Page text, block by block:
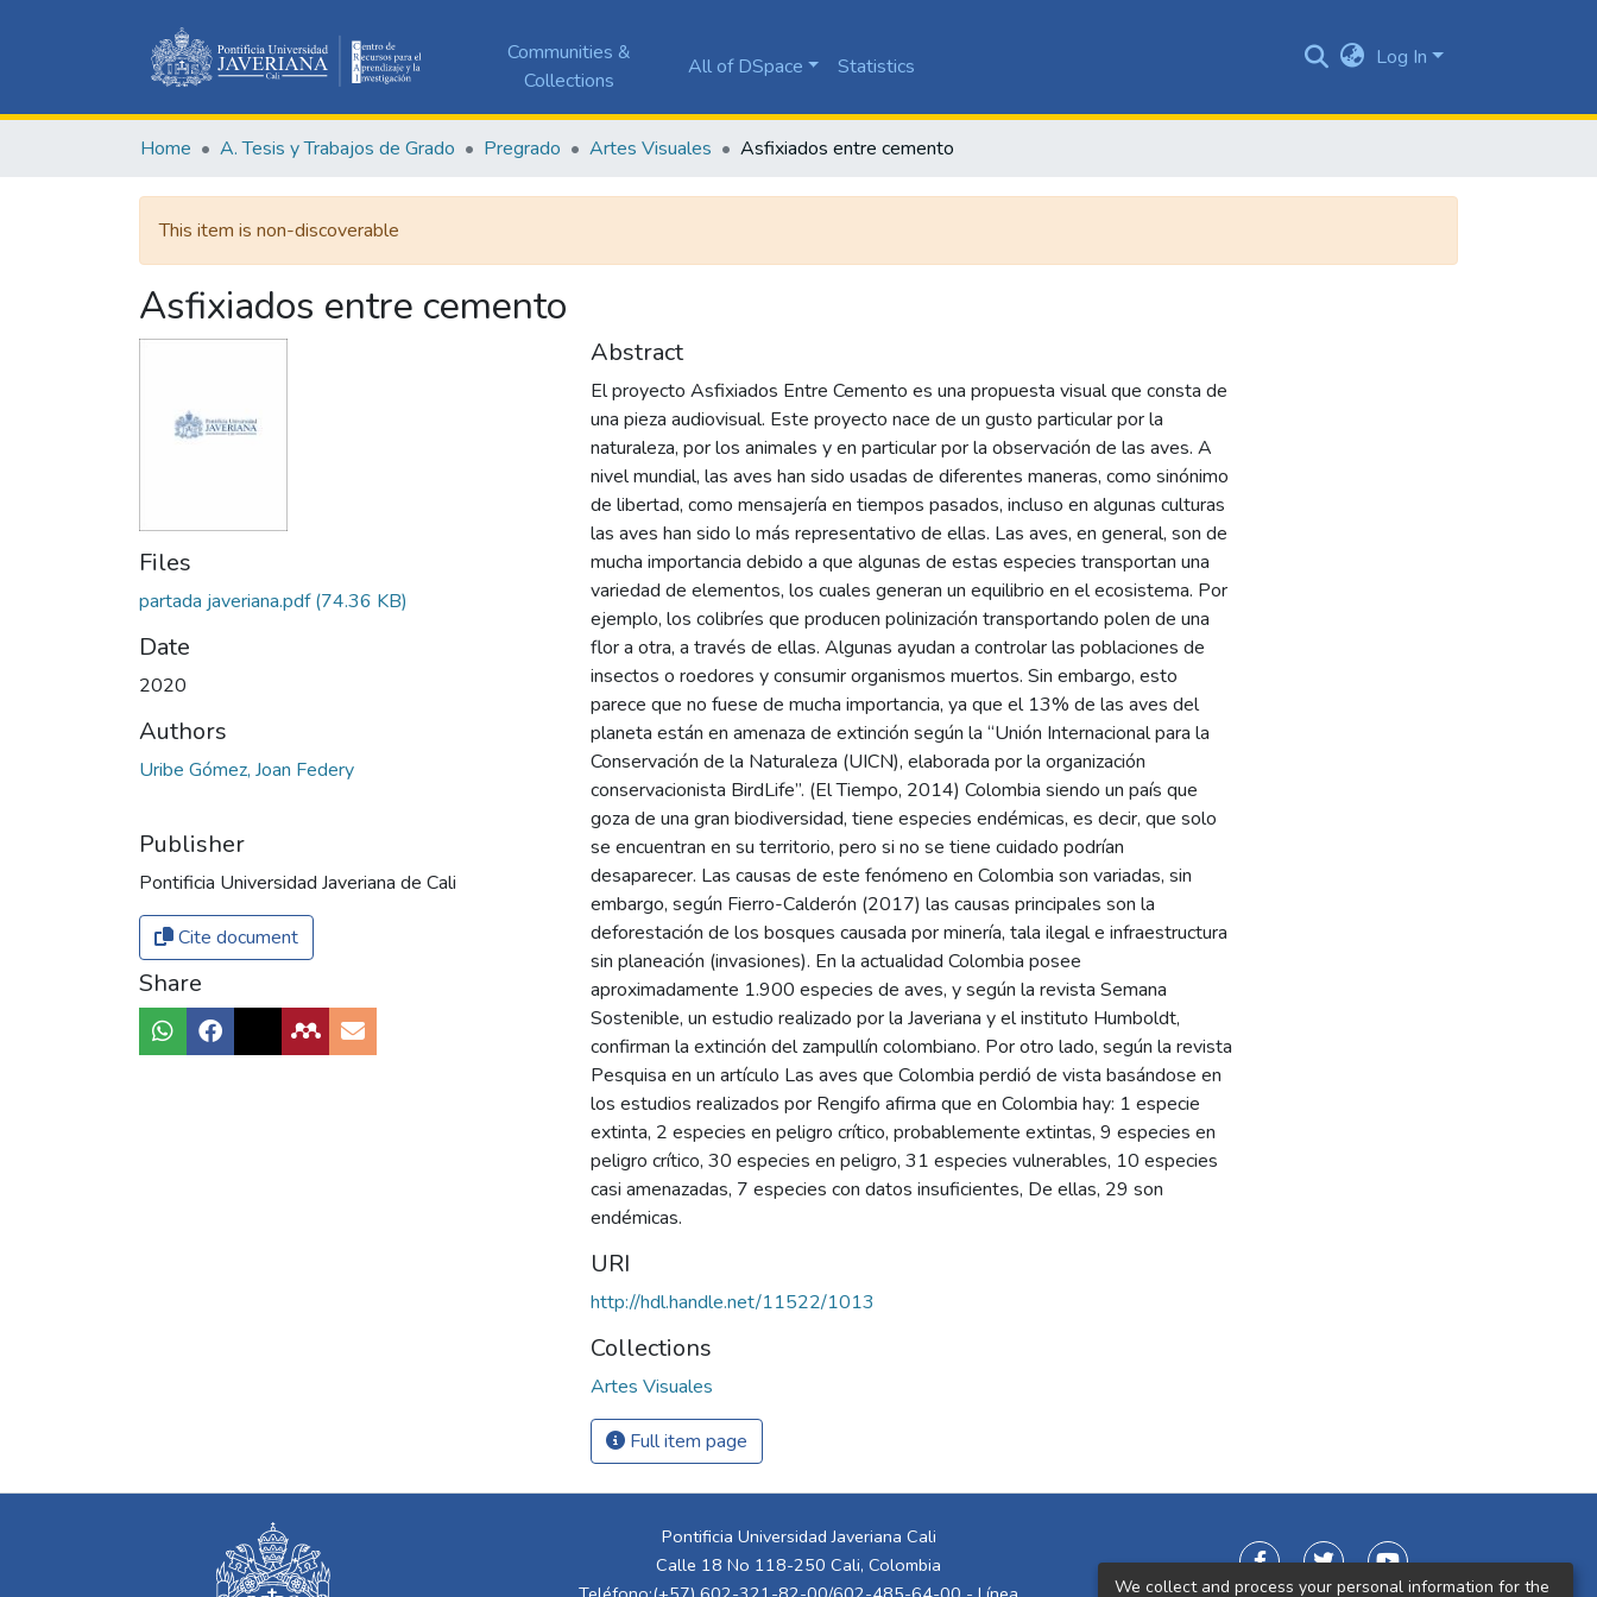
Communities &
Collections
All of DSpace Statistics Log In
Home A. Tesis y Trabajos de Grado Pregrado Artes Visuales Asfixiados entre cemento
This item is non-discoverable
Asfixiados entre cemento
Files
partada javeriana.pdf(74.36 KB)
Date
2020
Authors
Uribe Gómez, Joan Federy
Publisher
Pontificia Universidad Javeriana de Cali
Cite document
Share
Abstract
El proyecto Asfixiados Entre Cemento es una propuesta visual que consta de
una pieza audiovisual. Este proyecto nace de un gusto particular por la
naturaleza, por los animales y en particular por la observación de las aves. A
nivel mundial, las aves han sido usadas de diferentes maneras, como sinónimo
de libertad, como mensajería en tiempos pasados, incluso en algunas culturas
las aves han sido lo más representativo de ellas. Las aves, en general, son de
mucha importancia debido a que algunas de estas especies transportan una
variedad de elementos, los cuales generan un equilibrio en el ecosistema. Por
ejemplo, los colibríes que producen polinización transportando polen de una
flor a otra, a través de ellas. Algunas ayudan a controlar las poblaciones de
insectos o roedores y consumir organismos muertos. Sin embargo, esto
parece que no fuese de mucha importancia, ya que el 13% de las aves del
planeta están en amenaza de extinción según la “Unión Internacional para la
Conservación de la Naturaleza (UICN), elaborada por la organización
conservacionista BirdLife”. (El Tiempo, 2014) Colombia siendo un país que
goza de una gran biodiversidad, tiene especies endémicas, es decir, que solo
se encuentran en su territorio, pero si no se tiene cuidado podrían
desaparecer. Las causas de este fenómeno en Colombia son variadas, sin
embargo, según Fierro-Calderón (2017) las causas principales son la
deforestación de los bosques causada por minería, tala ilegal e infraestructura
sin planeación (invasiones). En la actualidad Colombia posee
aproximadamente 1.900 especies de aves, y según la revista Semana
Sostenible, un estudio realizado por la Javeriana y el instituto Humboldt,
confirman la extinción del zampullín colombiano. Por otro lado, según la revista
Pesquisa en un artículo Las aves que Colombia perdió de vista basándose en
los estudios realizados por Rengifo afirma que en Colombia hay: 1 especie
extinta, 2 especies en peligro crítico, probablemente extintas, 9 especies en
peligro crítico, 30 especies en peligro, 31 especies vulnerables, 10 especies
casi amenazadas, 7 especies con datos insuficientes, De ellas, 29 son
endémicas.
URI
http://hdl.handle.net/11522/1013
Collections
Artes Visuales
Full item page
Pontificia Universidad Javeriana Cali
Calle 18 No 118-250 Cali, Colombia
We collect and process your personal information for the